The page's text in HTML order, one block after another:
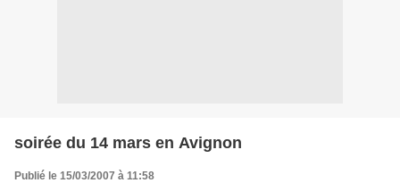
soirée du 14 mars en Avignon
Publié le 15/03/2007 à 11:58